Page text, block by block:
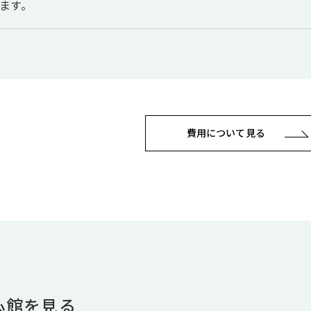
ます。
費用について見る
を見る